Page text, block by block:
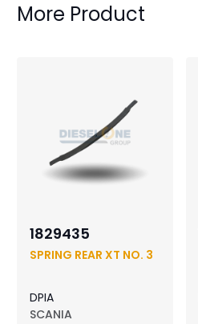
More Product
1829435
SPRING REAR XT NO. 3
DPIA
SCANIA